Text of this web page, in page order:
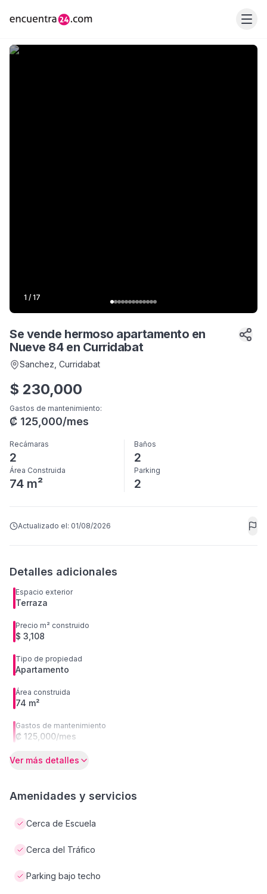
1 / 17
Se vende hermoso apartamento en
Nueve 84 en Curridabat
Sanchez , Curridabat
$ 230,000
Gastos de mantenimiento:
₡ 125,000/mes
Recámaras
2
Baños
2
Área Construida
74 m²
Parking
2
Actualizado el: 01/08/2026
Detalles adicionales
Espacio exterior
Terraza
Precio m² construido
$ 3,108
Tipo de propiedad
Apartamento
Área construida
74 m²
Gastos de mantenimiento
₡ 125,000/mes
Ver más detalles
Amenidades y servicios
Cerca de Escuela
Cerca del Tráfico
Parking bajo techo